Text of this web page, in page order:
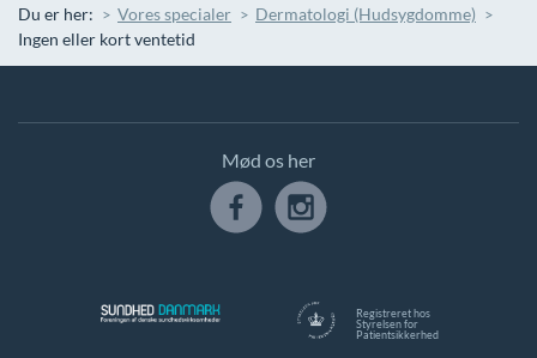
Du er her: Vores specialer
Dermatologi (Hudsygdomme)
Ingen eller kort ventetid
Registreret hos
Styrelsen for
Patientsikkerhed
Mød os her